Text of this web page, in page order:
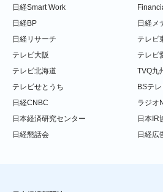
日経Smart Work
日経BP
日経メ
日経リサーチ
テレビ
テレビ大阪
テレビ
テレビ北海道
TVQ九
テレビせとうち
BSテ
日経CNBC
ラジオ
日本経済研究センター
日本IR
日経懇話会
日経広